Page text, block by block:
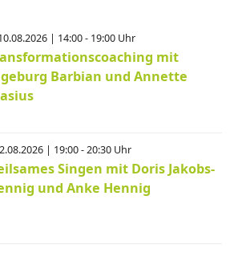
| 14:00 - 19:00 Uhr
mit
Barbian und Annette
| 19:00 - 20:30 Uhr
Singen mit Doris Jakobs-
und Anke Hennig